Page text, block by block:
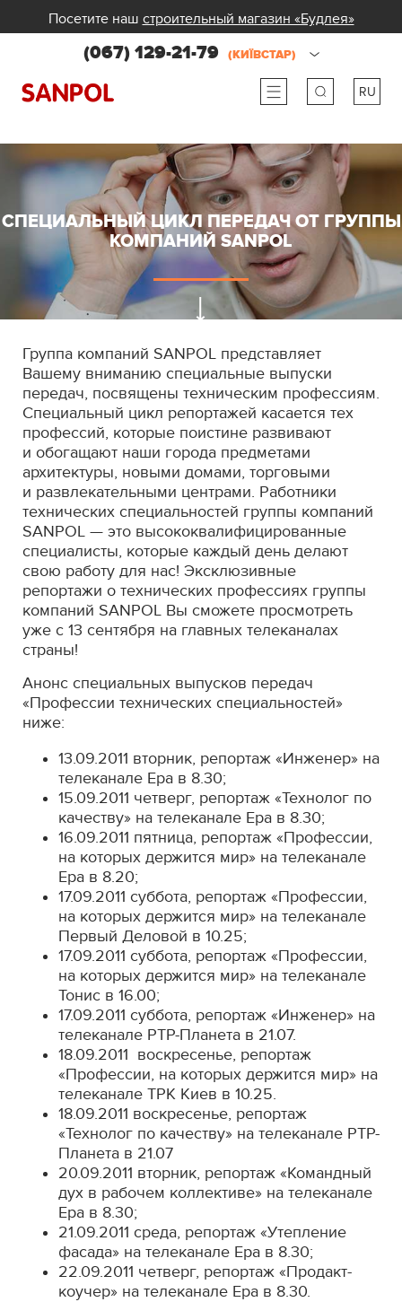
Посетите наш строительный магазин «Будлея»
(067) 129-21-79 (КИЇВСТАР)
RU
ua
СПЕЦИАЛЬНЫЙ ЦИКЛ ПЕРЕДАЧ ОТ ГРУППЫ
КОМПАНИЙ SANPOL
Группа компаний SANPOL представляет
Вашему вниманию специальные выпуски
передач, посвящены техническим профессиям.
Специальный цикл репортажей касается тех
профессий, которые поистине развивают
и обогащают наши города предметами
архитектуры, новыми домами, торговыми
и развлекательными центрами. Работники
технических специальностей группы компаний
SANPOL — это высококвалифицированные
специалисты, которые каждый день делают
свою работу для нас! Эксклюзивные
репортажи о технических профессиях группы
компаний SANPOL Вы сможете просмотреть
уже с 13 сентября на главных телеканалах
страны!
Анонс специальных выпусков передач
«Профессии технических специальностей»
ниже:
13.09.2011 вторник, репортаж «Инженер» на
телеканале Ера в 8.30;
15.09.2011 четверг, репортаж «Технолог по
качеству» на телеканале Ера в 8.30;
16.09.2011 пятница, репортаж «Профессии,
на которых держится мир» на телеканале
Ера в 8.20;
17.09.2011 суббота, репортаж «Профессии,
на которых держится мир» на телеканале
Первый Деловой в 10.25;
17.09.2011 суббота, репортаж «Профессии,
на которых держится мир» на телеканале
Тонис в 16.00;
17.09.2011 суббота, репортаж «Инженер» на
телеканале РТР-Планета в 21.07.
18.09.2011 воскресенье, репортаж
«Профессии, на которых держится мир» на
телеканале ТРК Киев в 10.25.
18.09.2011 воскресенье, репортаж
«Технолог по качеству» на телеканале РТР-
Планета в 21.07
20.09.2011 вторник, репортаж «Командный
дух в рабочем коллективе» на телеканале
Ера в 8.30;
21.09.2011 среда, репортаж «Утепление
фасада» на телеканале Ера в 8.30;
22.09.2011 четверг, репортаж «Продакт-
коучер» на телеканале Ера в 8.30.